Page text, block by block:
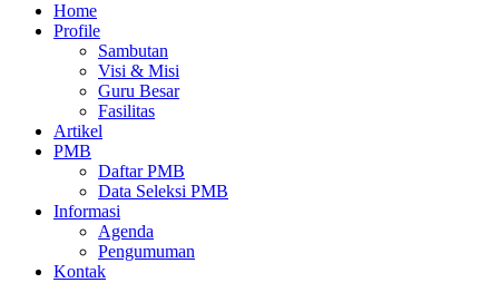
Home
Profile
Sambutan
Visi & Misi
Guru Besar
Fasilitas
Artikel
PMB
Daftar PMB
Data Seleksi PMB
Informasi
Agenda
Pengumuman
Kontak